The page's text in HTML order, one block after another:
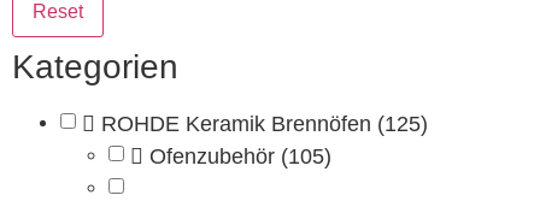
Reset
Kategorien
ROHDE Keramik Brennöfen (125)
Ofenzubehör (105)